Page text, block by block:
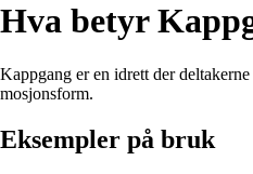
Hva betyr
Kappgang er en idrett der
mosjonsform.
Eksempler på bruk